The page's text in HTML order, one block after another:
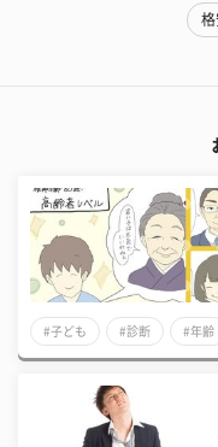
格
#子ども #診断 #年齢